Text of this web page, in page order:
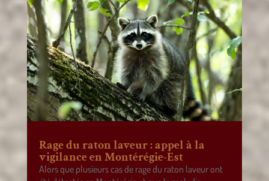
Rage du raton laveur : appel à la
vigilance en Montérégie-Est
Alors que plusieurs cas de rage du raton laveur ont